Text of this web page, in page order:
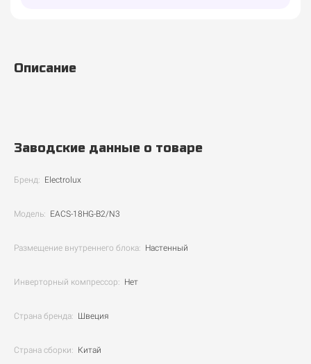
Описание
Заводские данные о товаре
Бренд: Electrolux
Модель: EACS-18HG-B2/N3
Размещение внутреннего блока: Настенный
Инверторный компрессор: Нет
Страна бренда: Швеция
Страна сборки: Китай